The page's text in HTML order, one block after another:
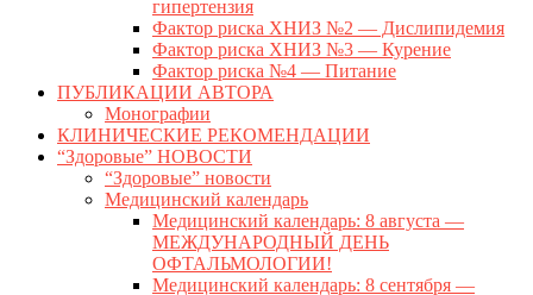
гипертензия
Фактор риска ХНИЗ №2 — Дислипидемия
Фактор риска ХНИЗ №3 — Курение
Фактор риска №4 — Питание
ПУБЛИКАЦИИ АВТОРА
Монографии
КЛИНИЧЕСКИЕ РЕКОМЕНДАЦИИ
“Здоровые” НОВОСТИ
“Здоровые” новости
Медицинский календарь
Медицинский календарь: 8 августа —
МЕЖДУНАРОДНЫЙ ДЕНЬ
ОФТАЛЬМОЛОГИИ!
Медицинский календарь: 8 сентября —